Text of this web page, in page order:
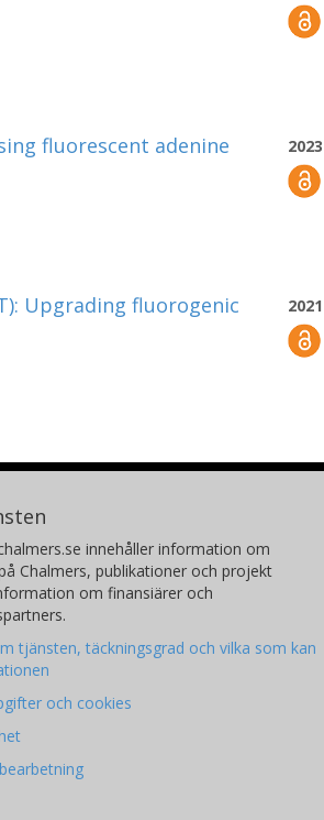
2023
fluorescent adenine
2021
Upgrading fluorogenic
innehåller information om
Chalmers, publikationer och projekt
om finansiärer och
tjänsten, täckningsgrad och vilka som kan
och cookies